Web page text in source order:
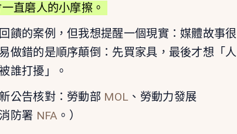
直磨人的小摩擦。
饋的案例，但我想提醒一個現實：媒體故事很
做錯的是順序顛倒：先買家具，最後才想「人
誰打擾」。
公告核對：勞動部 MOL 、勞動力發展
防署 NFA 。）